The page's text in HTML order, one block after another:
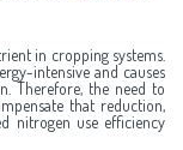
in cropping systems.
intensive and causes
Therefore, the need to
that reduction,
nitrogen use efficiency